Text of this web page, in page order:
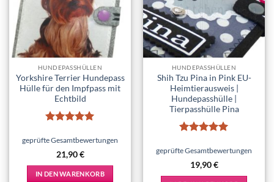
HUNDEPASSHÜLLEN
Yorkshire Terrier Hundepass
Hülle für den Impfpass mit
Echtbild
mit5von
geprüfte Gesamtbewertungen
21,90€
IN DEN WARENKORB
HUNDEPASSHÜLLEN
Shih Tzu Pina in Pink EU-
Heimtierausweis |
Hundepasshülle |
Tierpasshülle Pina
mit5von
geprüfte Gesamtbewertungen
19,90€